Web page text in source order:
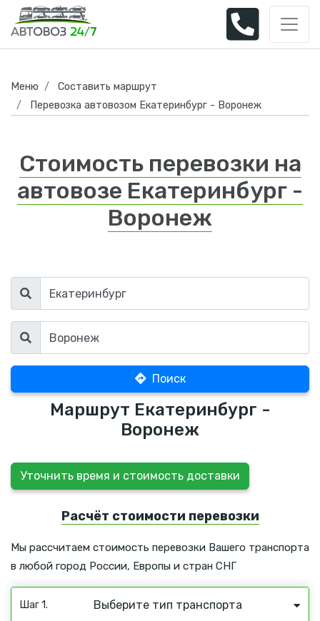
Меню
Составить маршрут
Перевозка автовозом Екатеринбург - Воронеж
Стоимость перевозки на
автовозе Екатеринбург -
Воронеж
Поиск
Маршрут Екатеринбург -
Воронеж
Уточнить время и стоимость доставки
Расчёт стоимости перевозки
Мы рассчитаем стоимость перевозки Вашего транспорта
в любой город России, Европы и стран СНГ
Шаг 1. Выберите тип транспорта